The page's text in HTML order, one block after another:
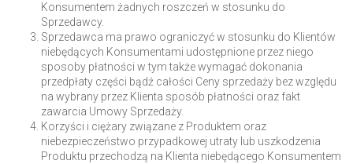
Konsumentem żadnych roszczeń w stosunku do
Sprzedawcy.
Sprzedawca ma prawo ograniczyć w stosunku do Klientów
niebędących Konsumentami udostępnione przez niego
sposoby płatności w tym także wymagać dokonania
przedpłaty części bądź całości Ceny sprzedaży bez względu
na wybrany przez Klienta sposób płatności oraz fakt
zawarcia Umowy Sprzedaży.
Korzyści i ciężary związane z Produktem oraz
niebezpieczeństwo przypadkowej utraty lub uszkodzenia
Produktu przechodzą na Klienta niebędącego Konsumentem